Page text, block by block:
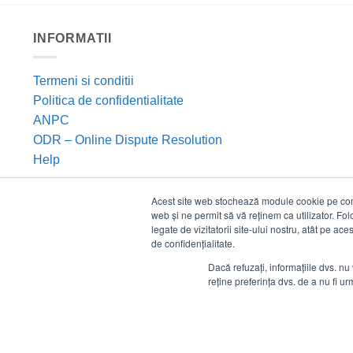
Acest site web stochează module cookie pe
web și ne permit să vă reținem ca utilizator.
legate de vizitatorii site-ului nostru, atât pe
de confidențialitate.
Dacă refuzați, informațiile dvs.
reține preferința dvs. de a nu fi
INFORMATII
Termeni si conditii
Politica de confidentialitate
ANPC
ODR – Online Dispute Resolution
Help